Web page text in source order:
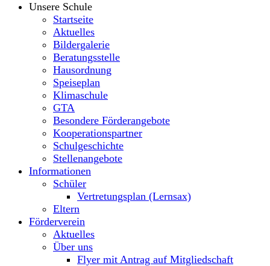
Unsere Schule
Startseite
Aktuelles
Bildergalerie
Beratungsstelle
Hausordnung
Speiseplan
Klimaschule
GTA
Besondere Förderangebote
Kooperationspartner
Schulgeschichte
Stellenangebote
Informationen
Schüler
Vertretungsplan (Lernsax)
Eltern
Förderverein
Aktuelles
Über uns
Flyer mit Antrag auf Mitgliedschaft